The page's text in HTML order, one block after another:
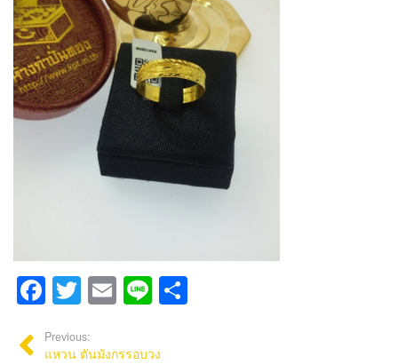
Facebook
Twitter
Email
Line
Previous:
แหวน ตันมังกรรอบวง